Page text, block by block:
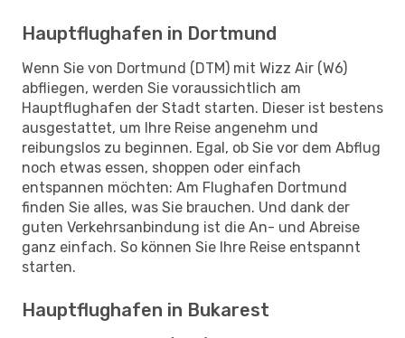
Hauptflughafen in Dortmund
Wenn Sie von Dortmund (DTM) mit Wizz Air (W6)
abfliegen, werden Sie voraussichtlich am
Hauptflughafen der Stadt starten. Dieser ist bestens
ausgestattet, um Ihre Reise angenehm und
reibungslos zu beginnen. Egal, ob Sie vor dem Abflug
noch etwas essen, shoppen oder einfach
entspannen möchten: Am Flughafen Dortmund
finden Sie alles, was Sie brauchen. Und dank der
guten Verkehrsanbindung ist die An- und Abreise
ganz einfach. So können Sie Ihre Reise entspannt
starten.
Hauptflughafen in Bukarest